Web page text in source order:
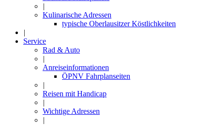
|
Kulinarische Adressen
typische Oberlausitzer Köstlichkeiten
|
Service
Rad & Auto
|
Anreiseinformationen
ÖPNV Fahrplanseiten
|
Reisen mit Handicap
|
Wichtige Adressen
|